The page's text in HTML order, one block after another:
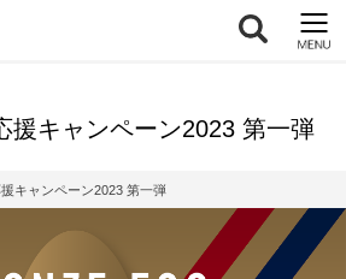
援キャンペーン2023 第一弾
キャンペーン2023 第一弾